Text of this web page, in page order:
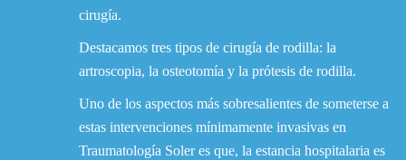
cirugía.
Destacamos tres tipos de cirugía de rodilla: la
artroscopia, la osteotomía y la prótesis de rodilla.
Uno de los aspectos más sobresalientes de someterse a
estas intervenciones mínimamente invasivas en
Traumatología Soler es que, la estancia hospitalaria es